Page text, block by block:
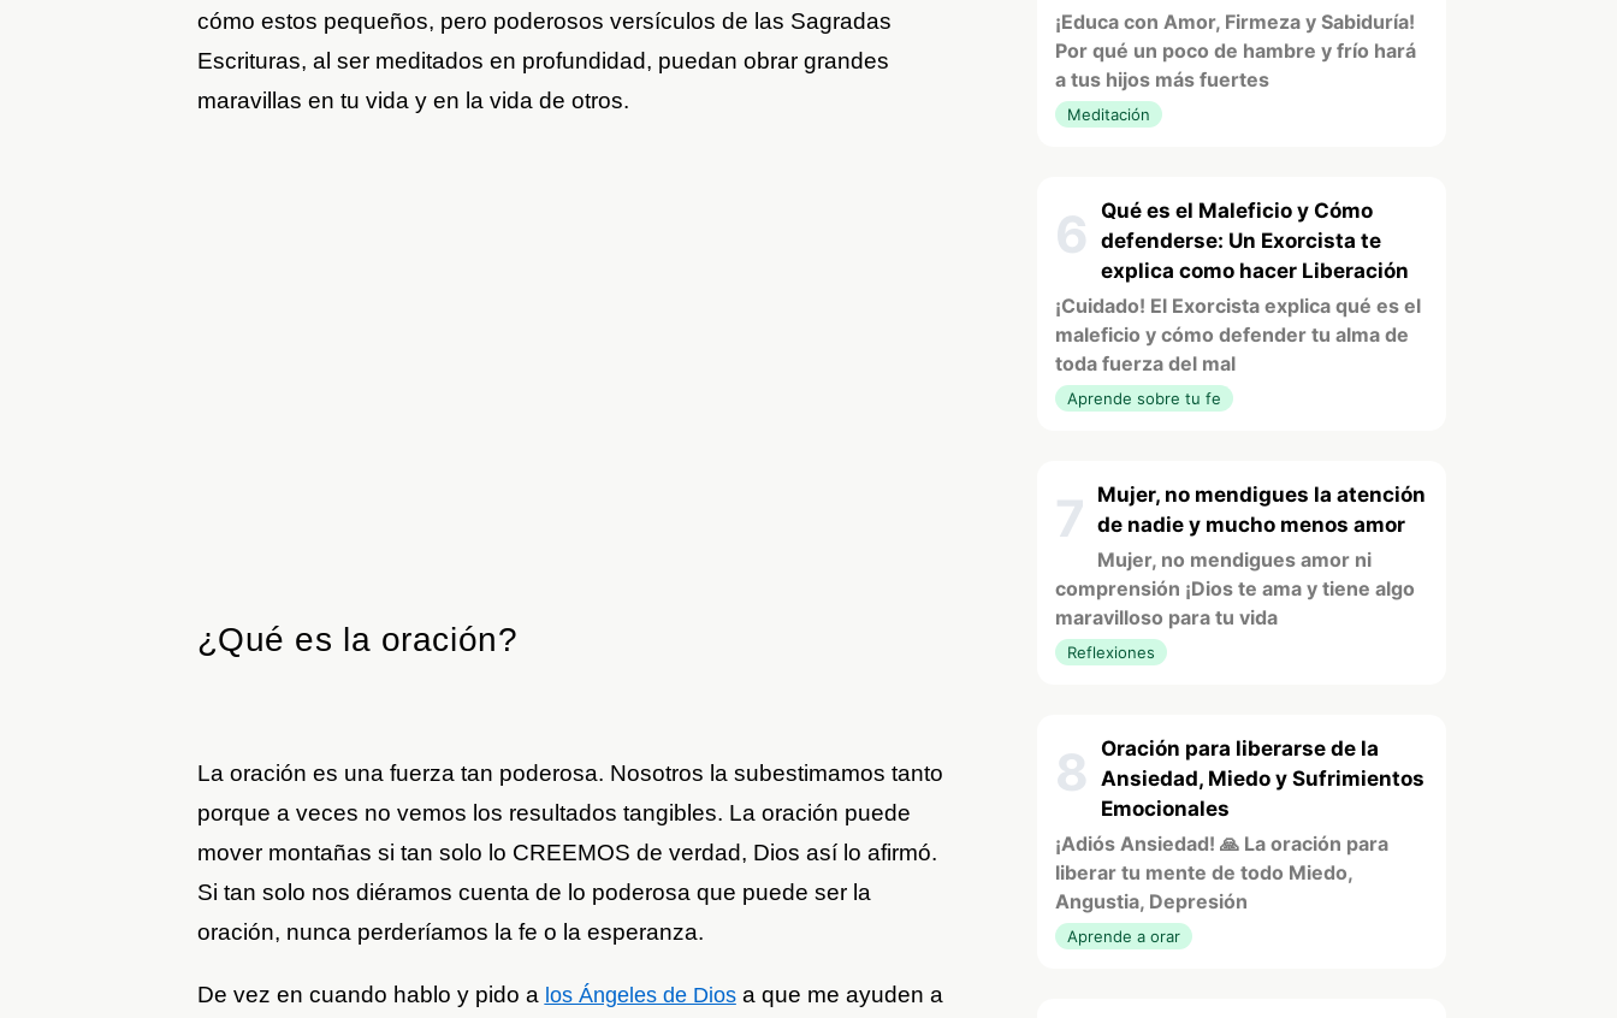
cómo estos pequeños, pero poderosos versículos de las Sagradas
Escrituras, al ser meditados en profundidad, puedan obrar grandes
maravillas en tu vida y en la vida de otros.
¿Qué es la oración?
La oración es una fuerza tan poderosa. Nosotros la subestimamos tanto
porque a veces no vemos los resultados tangibles. La oración puede
mover montañas si tan solo lo CREEMOS de verdad, Dios así lo afirmó.
Si tan solo nos diéramos cuenta de lo poderosa que puede ser la
oración, nunca perderíamos la fe o la esperanza.
De vez en cuando hablo y pido a los Ángeles de Diosa que me ayuden a
¡Educa con Amor, Firmeza y Sabiduría!
Por qué un poco de hambre y frío hará
a tus hijos más fuertes
Meditación
6
Qué es el Maleficio y Cómo
defenderse: Un Exorcista te
explica como hacer Liberación
¡Cuidado! El Exorcista explica qué es el
maleficio y cómo defender tu alma de
toda fuerza del mal
Aprende sobre tu fe
7
Mujer, no mendigues la atención
de nadie y mucho menos amor
Mujer, no mendigues amor ni
comprensión ¡Dios te ama y tiene algo
maravilloso para tu vida
Reflexiones
8
Oración para liberarse de la
Ansiedad, Miedo y Sufrimientos
Emocionales
¡Adiós Ansiedad! 🙏 La oración para
liberar tu mente de todo Miedo,
Angustia, Depresión
Aprende a orar